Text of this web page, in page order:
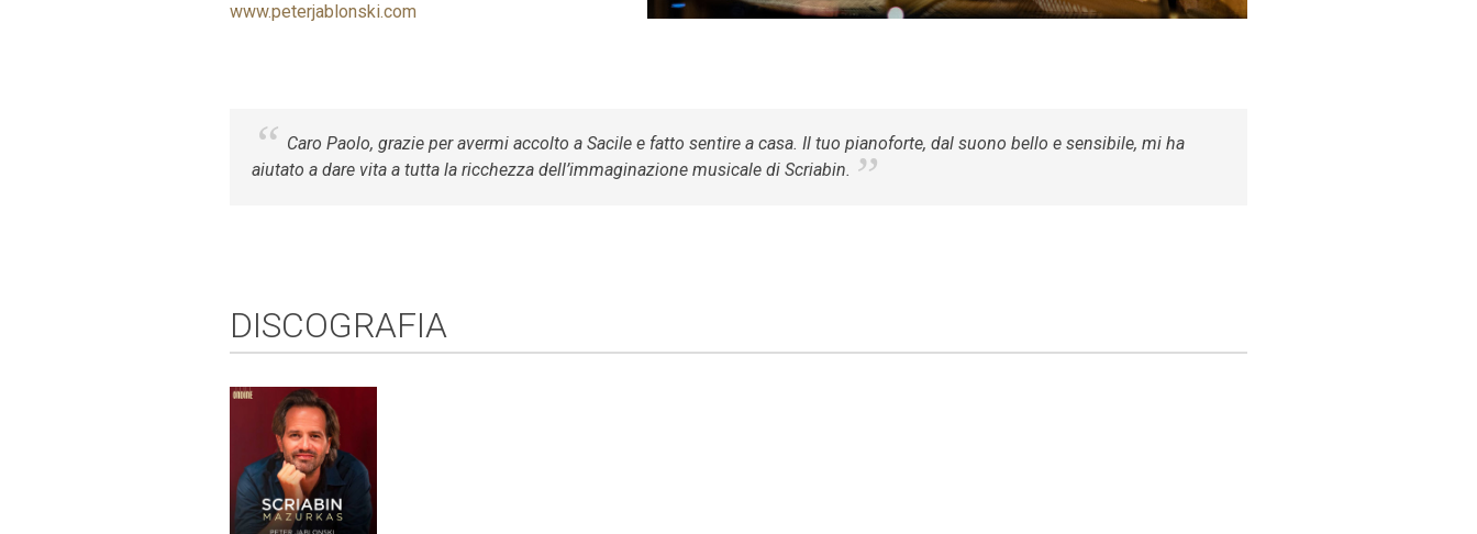
www.peterjablonski.com
Caro Paolo, grazie per avermi accolto a Sacile e fatto sentire a casa. Il tuo pianoforte, dal suono bello e sensibile, mi ha
aiutato a dare vita a tutta la ricchezza dell’immaginazione musicale di Scriabin.
DISCOGRAFIA